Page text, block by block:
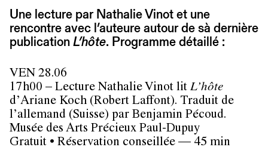
Une lecture par Nathalie Vinot et une
rencontre avec l’auteure autour de sà dernière
publicationL’hôte. Programme détaillé :
VEN 28.06
17h00 – Lecture Nathalie Vinot lit L’hôte
d’Ariane Koch (Robert Laffont). Traduit de
l’allemand (Suisse) par Benjamin Pécoud.
Musée des Arts Précieux Paul-Dupuy
Gratuit • Réservation conseillée — 45 min